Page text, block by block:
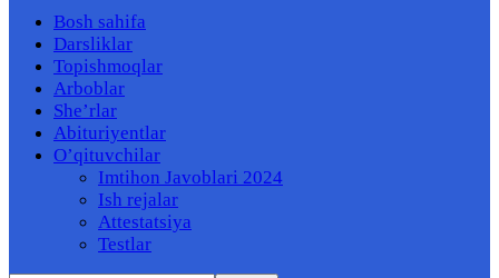
Bosh sahifa
Darsliklar
Topishmoqlar
Arboblar
She’rlar
Abituriyentlar
O’qituvchilar
Imtihon Javoblari 2024
Ish rejalar
Attestatsiya
Testlar